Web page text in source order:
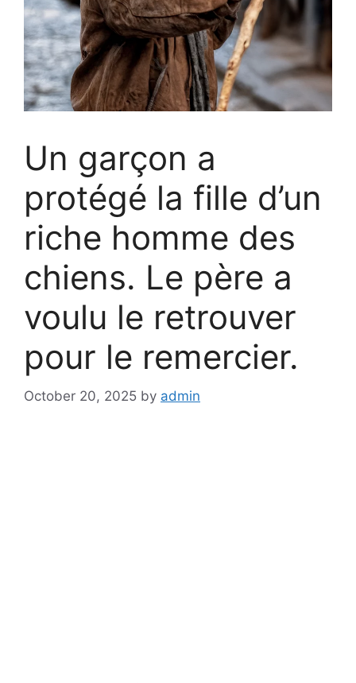
Un garçon a
protégé la fille d’un
riche homme des
chiens. Le père a
voulu le retrouver
pour le remercier.
October 20, 2025 by admin